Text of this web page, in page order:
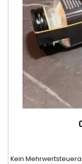
Kein